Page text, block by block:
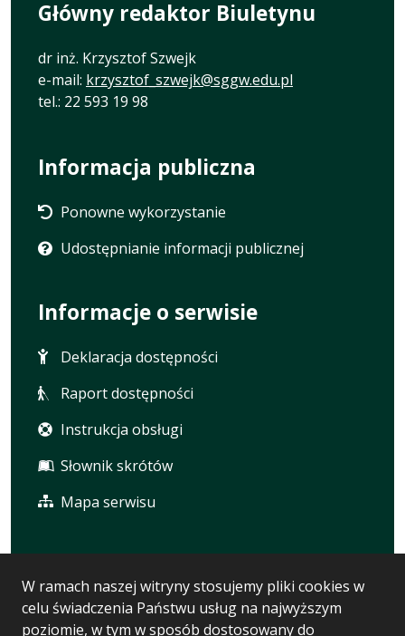
W ramach naszej witryny stosujemy pliki cookies w
celu świadczenia Państwu usług na najwyższym
poziomie, w tym w sposób dostosowany do
Główny redaktor Biuletynu
dr inż. Krzysztof Szwejk
e-mail: krzysztof_szwejk@sggw.edu.pl
tel.: 22 593 19 98
Informacja publiczna
Ponowne wykorzystanie
Udostępnianie informacji publicznej
Informacje o serwisie
Deklaracja dostępności
Raport dostępności
Instrukcja obsługi
Słownik skrótów
Mapa serwisu
Statystyki oglądalności